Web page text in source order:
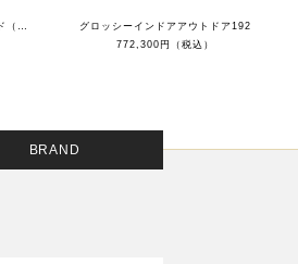
グロッシーインドアアウトドア192
772,300円（税込）
BRAND